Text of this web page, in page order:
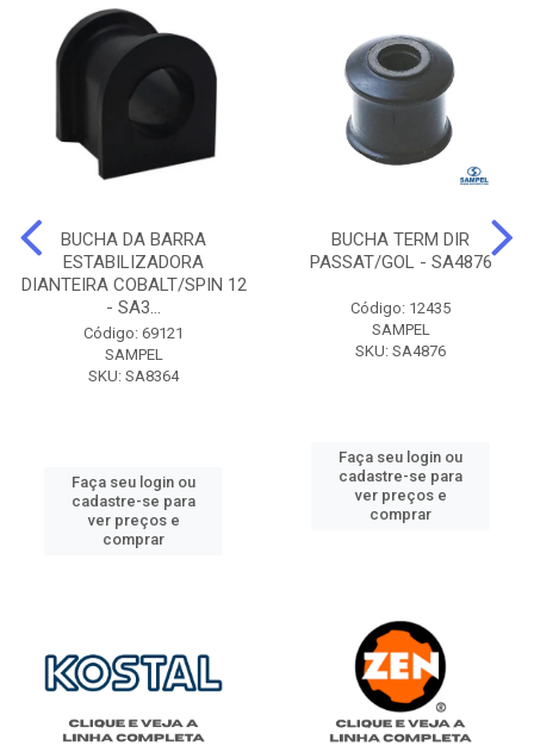
BUCHA DA BARRA
ESTABILIZADORA
DIANTEIRA COBALT/SPIN 12
- SA3...
Código: 69121
SAMPEL
SKU: SA8364
Faça seu login ou
cadastre-se para
ver preços e
comprar
BUCHA TERM DIR
PASSAT/GOL - SA4876
Código: 12435
SAMPEL
SKU: SA4876
Faça seu login ou
cadastre-se para
ver preços e
comprar